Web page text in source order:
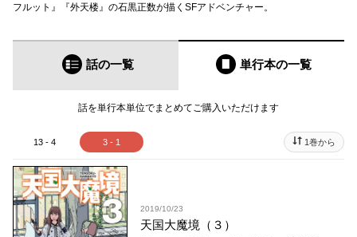
フルット』『外天楼』の石黒正数が描くSFアドベンチャー。
話の一覧 単行本の一覧
話を単行本単位でまとめてご購入いただけます
13 - 4 3 - 1 1巻から
2019/10/23
天国大魔境（３）